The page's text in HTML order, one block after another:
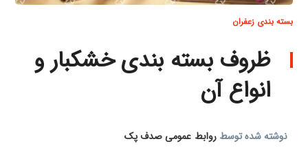
بسته بندی زعفران
ظروف بسته بندی خشکبار و
انواع آن
نوشته شده توسطروابط عمومی صدف پک